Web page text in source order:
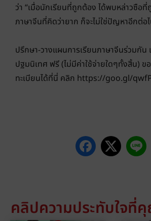
ว่า “เมื่อนักเรียนที่ถูกต้อง ได้พบหล่าวซือที่
ภาษาจีนที่คิดว่ายาก ก็จะไม่ใช่ปัญหาอีกต่อไ
ปรึกษา-วางแผนการเรียนภาษาจีนร่วมกัน
ปฐมนิเทศ ฟรี (ไม่มีค่าใช้จ่ายใดๆทั้งสิ้น) ข
ทะเบียนได้ที่นี่ คลิก https://goo.gl/
คลิปความประทับใจที่